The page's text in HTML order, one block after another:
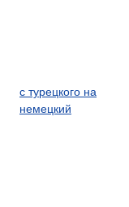
с турецкого на
немецкий